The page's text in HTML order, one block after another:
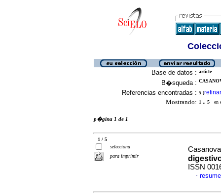
Base de datos : article
B�squeda :
Referencias encontradas : 5 [refinar
Mostrando: 1 .. 5 en
p�gina 1 de 1
1 / 5
selecciona
para imprimir
ISSN
·